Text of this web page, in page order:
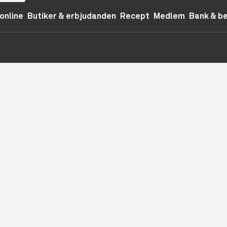
Butiker & erbjudanden Recept Medlem Bank &